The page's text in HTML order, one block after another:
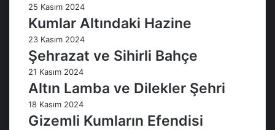
25 Kasım 2024
Kumlar Altındaki Hazine
23 Kasım 2024
Şehrazat ve Sihirli Bahçe
21 Kasım 2024
Altın Lamba ve Dilekler Şehri
18 Kasım 2024
Gizemli Kumların Efendisi